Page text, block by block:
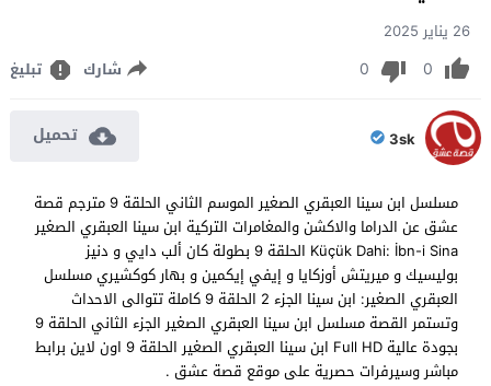
26 يناير 2025
0
0 شارك تبليغ
3sk تحميل
مسلسل ابن سينا العبقري الصغير الموسم الثاني الحلقة 9 مترجم قصة
عشق عن الدراما والاكشن والمغامرات التركية ابن سينا العبقري الصغير
Küçük Dahi: İbn-i Sina الحلقة 9 بطولة كان ألب دايي و دنيز
بوليسيك و ميريتش أوزكايا و إيفي إيكمين و بهار كوكشيري مسلسل
العبقري الصغير: ابن سينا الجزء 2 الحلقة 9 كاملة تتوالى الاحداث
وتستمر القصة مسلسل ابن سينا العبقري الصغير الجزء الثاني الحلقة 9
بجودة عالية Full HD ابن سينا العبقري الصغير الحلقة 9 اون لاين برابط
مباشر وسيرفرات حصرية على موقع قصة عشق .